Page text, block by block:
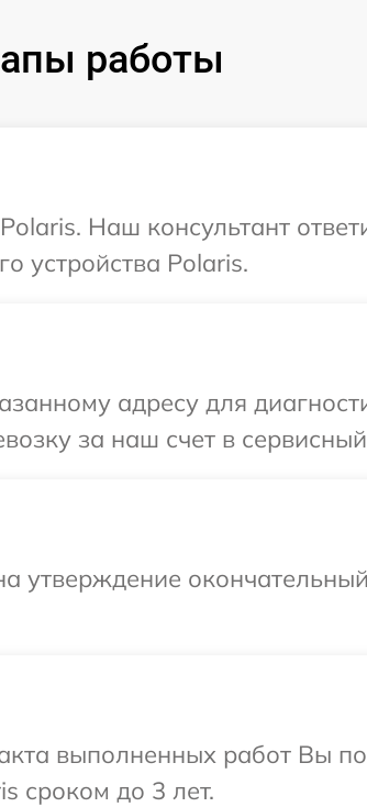
работы
Наш консультант
устройства Polaris.
адресу для
за наш счет в
утверждение
выполненных работ Вы
сроком до 3 лет.